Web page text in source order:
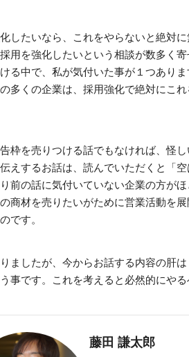
したいなら、これをやらないと絶対
用を強化したいという相談が数多く寄
る中で、私が気付いた事が１つありま
多くの企業は、採用強化で絶対にこ
枠を売りつける話でもなければ、怪
えするお話は、読んでいただくと「
前の話に気付いていない企業の方が
商材を売りたいがために営業活動を
です。
ましたが、今からお話する内容の肝
事です。これを考えると必然的にやる
藤田 謙太郎